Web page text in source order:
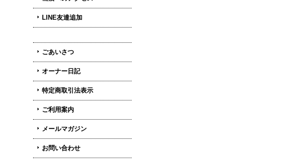
LINE友達追加
ごあいさつ
オーナー日記
特定商取引法表示
ご利用案内
メールマガジン
お問い合わせ